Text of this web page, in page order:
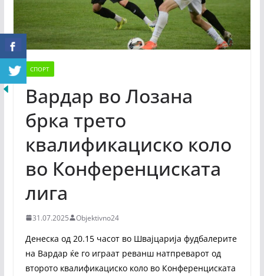
СПОРТ
Вардар во Лозана
брка трето
квалификациско коло
во Конференциската
лига
31.07.2025 Objektivno24
Денеска од 20.15 часот во Швајцарија фудбалерите
на Вардар ќе го играат реванш натпреварот од
второто квалификациско коло во Конференциската